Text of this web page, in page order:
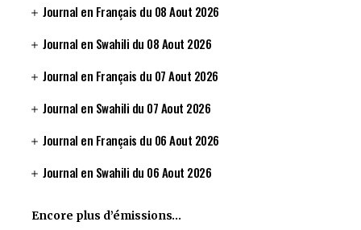
Journal en Français du 08 Aout 2026
Journal en Swahili du 08 Aout 2026
Journal en Français du 07 Aout 2026
Journal en Swahili du 07 Aout 2026
Journal en Français du 06 Aout 2026
Journal en Swahili du 06 Aout 2026
Encore plus d’émissions…